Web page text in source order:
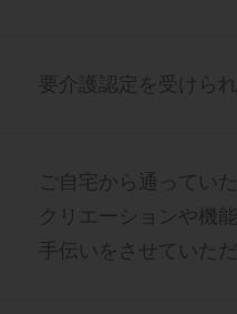
要介護認定を受けら
ご自宅から通ってい
クリエーションや機
手伝いをさせていた